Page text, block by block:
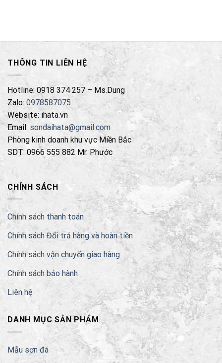
THÔNG TIN LIÊN HỆ
Hotline: 0918 374 257 – Ms.Dung
Zalo: 0978587075
Website: ihata.vn
Email: sondaihata@gmail.com
Phòng kinh doanh khu vực Miền Bắc
SDT: 0966 555 882 Mr. Phước
CHÍNH SÁCH
Chính sách thanh toán
Chính sách Đổi trả hàng và hoàn tiền
Chính sách vận chuyển giao hàng
Chính sách bảo hành
Liên hệ
DANH MỤC SẢN PHẨM
Mẫu sơn đá